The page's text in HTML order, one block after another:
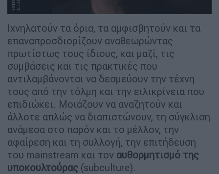
Ιχνηλατούν τα όρια, τα αμφισβητούν και τα
επαναπροσδιορίζουν αναθεωρώντας
πρωτίστως τους ίδιους, και μαζί, τις
συμβάσεις και τις πρακτικές που
αντιλαμβάνονται να δεσμεύουν την τέχνη
τους από την τόλμη και την ειλικρίνεια που
επιδιώκει. Μοιάζουν να αναζητούν και
άλλοτε απλώς να διαπιστώνουν, τη σύγκλιση
ανάμεσα στο παρόν και το μέλλον, την
αφαίρεση και τη συλλογή, την επιτήδευση
του mainstream και τoν αυθορμητισμό της
υποκουλτούρας (subculture).